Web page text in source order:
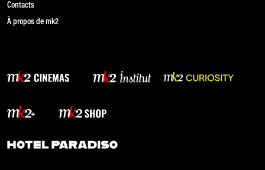
Contacts
À propos de mk2